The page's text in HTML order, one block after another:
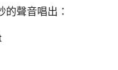
聲音唱出：